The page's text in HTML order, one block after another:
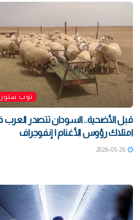
توب
قبل الأضحية.. السودان تتصدر العرب
امتلاك رؤوس الأغنام | إنفوجراف
2026-05-26